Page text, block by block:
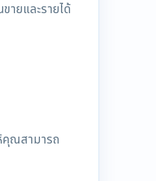
ายและรายได้
คุณสามารถ